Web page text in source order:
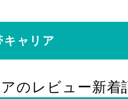
キャリア
のレビュー新着